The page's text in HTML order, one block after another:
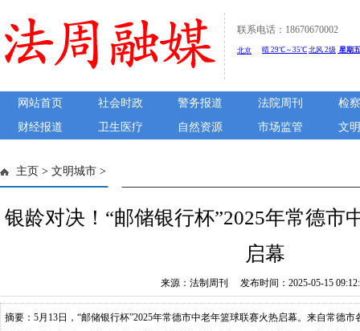
联系电话：18670670002
网站首页 社会时政 警务报道 法院周刊
检
财经报道
卫生医疗 自然资源 市场监管 文
主页 > 文明城市 >
银龄对决！“邮储银行杯”2025年常德市
启幕
来源：法制周刊 发布时间：2025-05-15
摘要：5月13日，“邮储银行杯”2025年常德市中老年篮球联赛火热启幕。来自常德